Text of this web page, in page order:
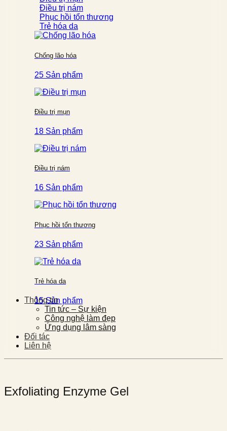
Điều trị nám
Phục hồi tổn thương
Trẻ hóa da
Chống lão hóa
25 Sản phẩm
Điều trị mụn
18 Sản phẩm
Điều trị nám
16 Sản phẩm
Phục hồi tổn thương
23 Sản phẩm
Trẻ hóa da
15 Sản phẩm
Thông tin
Tin tức – Sự kiện
Công nghệ làm đẹp
Ứng dụng lâm sàng
Đối tác
Liên hệ
Exfoliating Enzyme Gel